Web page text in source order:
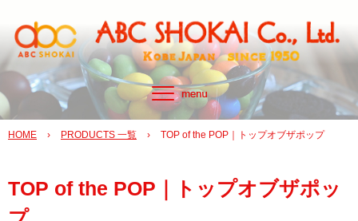
HOME › PRODUCTS 一覧 › TOP of the POP｜トップオブザポップ
TOP of the POP｜トップオブザポッ